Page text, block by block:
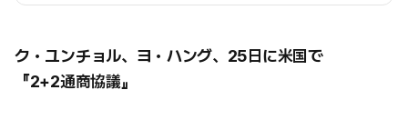
ク・ユンチョル、ヨ・ハング、25日に米国で
『2+2通商協議』